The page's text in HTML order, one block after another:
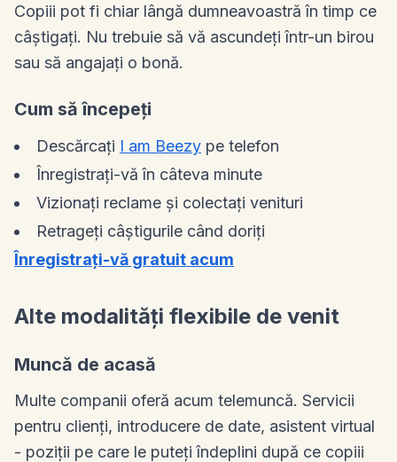
Copiii pot fi chiar lângă dumneavoastră în timp ce
câștigați. Nu trebuie să vă ascundeți într-un birou
sau să angajați o bonă.
Cum să începeți
Descărcați I am Beezy pe telefon
Înregistrați-vă în câteva minute
Vizionați reclame și colectați venituri
Retrageți câștigurile când doriți
Înregistrați-vă gratuit acum
Alte modalități flexibile de venit
Muncă de acasă
Multe companii oferă acum telemuncă. Servicii
pentru clienți, introducere de date, asistent virtual
- poziții pe care le puteți îndeplini după ce copiii